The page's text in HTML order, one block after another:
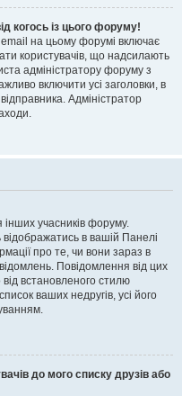
когось із цього форуму!
на цьому форумі включає
користувачів, що надсилають
адміністратору форуму з
включити усі заголовки, в
Адміністратор
інших учасників форуму.
відображатись в вашій Панелі
про те, чи вони зараз в
Повідомлення від цих
встановленого стилю
ваших недругів, усі його
до мого списку друзів або